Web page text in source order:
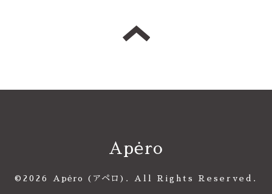
Apėro
©2026 Apėro (アペロ) . All Rights Reserved.